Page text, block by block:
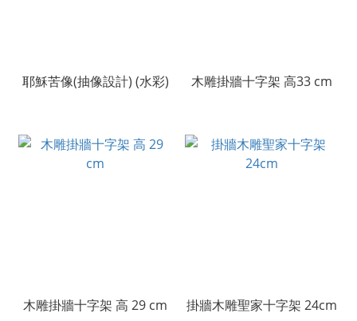
耶穌苦像(抽像設計) (水彩) 木雕掛牆十字架 高33 cm
木雕掛牆十字架 高 29 cm 掛牆木雕聖家十字架 24cm